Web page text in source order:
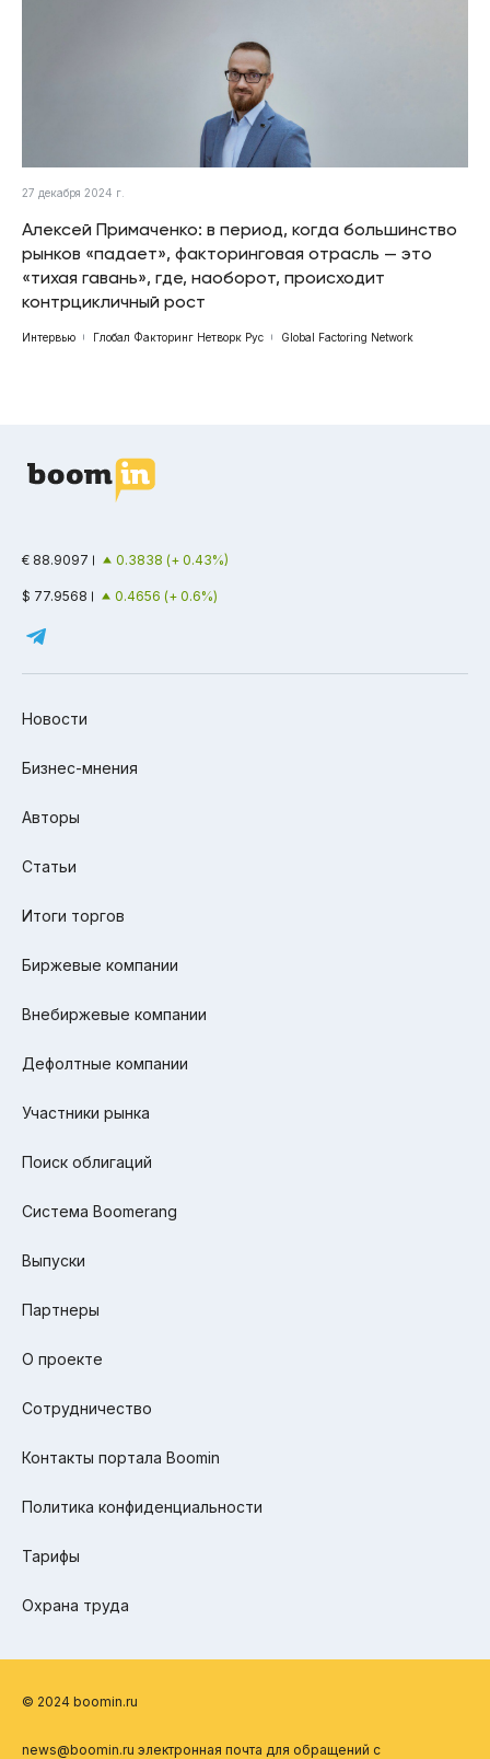
27 декабря 2024 г.
Алексей Примаченко: в период, когда большинство
рынков «падает», факторинговая отрасль — это
«тихая гавань», где, наоборот, происходит
контрцикличный рост
Интервью Глобал Факторинг Нетворк Рус Global Factoring Network
€ 88.9097 0.3838 (+ 0.43%)
$ 77.9568 0.4656 (+ 0.6%)
Новости
Бизнес-мнения
Авторы
Статьи
Итоги торгов
Биржевые компании
Внебиржевые компании
Дефолтные компании
Участники рынка
Поиск облигаций
Система Boomerang
Выпуски
Партнеры
О проекте
Сотрудничество
Контакты портала Boomin
Политика конфиденциальности
Тарифы
Охрана труда
© 2024 boomin.ru
news@boomin.ru электронная почта для обращений с